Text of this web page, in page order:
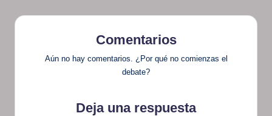
Comentarios
Aún no hay comentarios. ¿Por qué no comienzas el
debate?
Deja una respuesta